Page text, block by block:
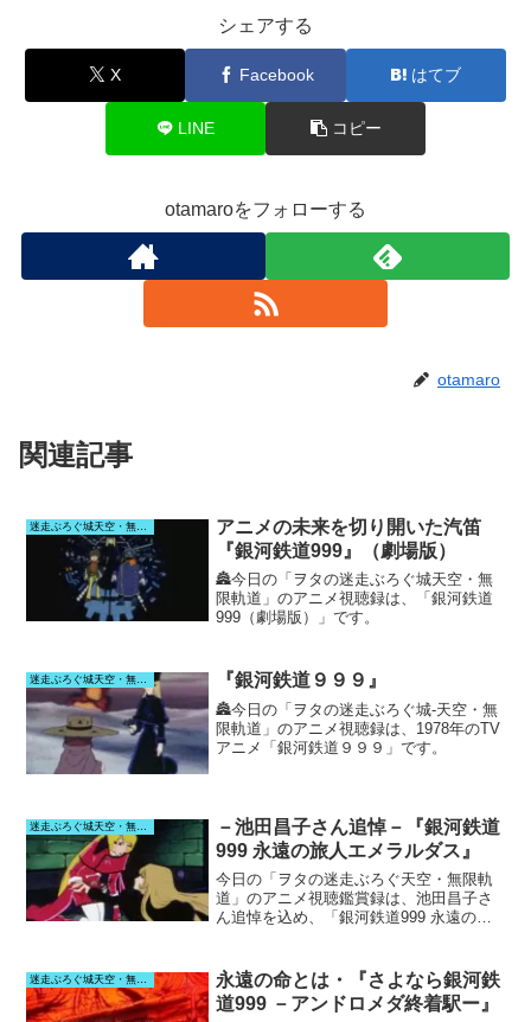
シェアする
X Facebook はてブ
LINE コピー
otamaroをフォローする
otamaro
関連記事
アニメの未来を切り開いた汽笛
『銀河鉄道999』（劇場版）
🏯今日の「ヲタの迷走ぶろぐ城天空・無
限軌道」のアニメ視聴録は、「銀河鉄道
999（劇場版）」です。
迷走ぶろぐ城天空・無限軌道 『銀河鉄道９９９』
🏯今日の「ヲタの迷走ぶろぐ城-天空・無
限軌道」のアニメ視聴録は、1978年のTV
アニメ「銀河鉄道９９９」です。
－池田昌子さん追悼－『銀河鉄道
999 永遠の旅人エメラルダス』
今日の「ヲタの迷走ぶろぐ天空・無限軌
道」のアニメ視聴鑑賞録は、池田昌子さ
ん追悼を込め、「銀河鉄道999 永遠の旅
迷走ぶろぐ城天空・無限軌道
永遠の命とは・『さよなら銀河鉄
道999 －アンドロメダ終着駅ー』